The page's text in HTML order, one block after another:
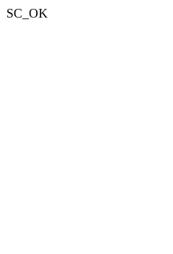
SC_OK